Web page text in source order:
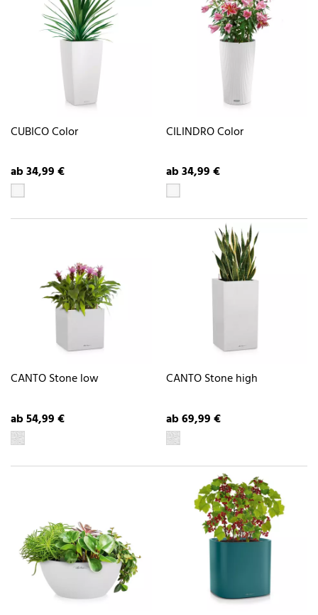
CUBICO Color
ab 34,99 €
CILINDRO Color
ab 34,99 €
CANTO Stone low
ab 54,99 €
CANTO Stone high
ab 69,99 €